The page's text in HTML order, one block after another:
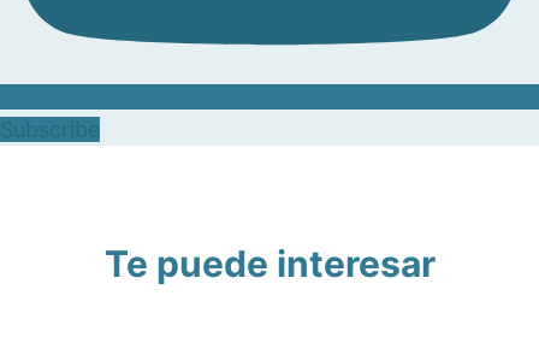
Te puede interesar